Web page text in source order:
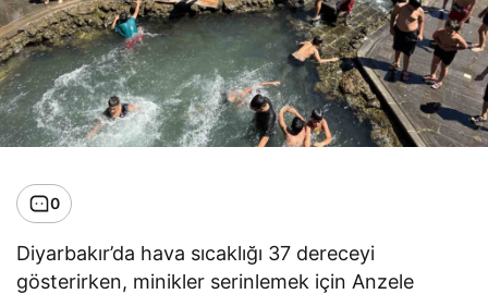
0
Diyarbakır’da hava sıcaklığı 37 dereceyi
gösterirken, minikler serinlemek için Anzele